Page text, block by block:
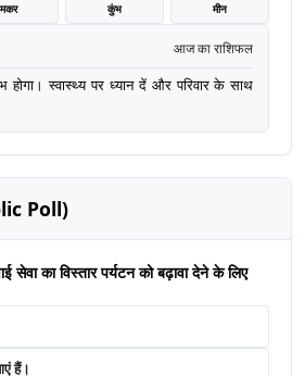
मकर कुंभ मीन
आज का राशिफल
स्वास्थ्य पर ध्यान दें और परिवार के साथ
Poll)
सेवा का विस्तार पर्यटन को बढ़ावा देने के लिए
हैं।